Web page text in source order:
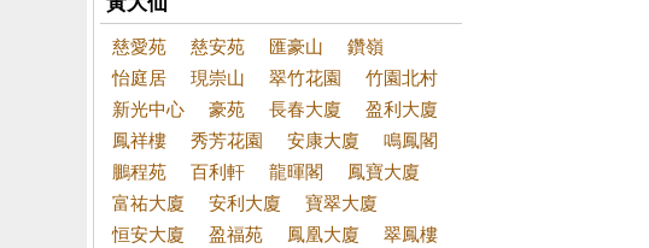
慈愛苑 慈安苑 匯豪山
鑽嶺
怡庭居
現崇山 翠竹花園
竹園北村
新光中心
豪苑 長春大廈
盈利大廈
鳳祥樓
秀芳花園 安康大廈
鳴鳳閣
鵬程苑
百利軒 龍暉閣
鳳寶大廈
富祐大廈
安利大廈
寶翠大廈
恒安大廈
盈福苑 鳳凰大廈
翠鳳樓